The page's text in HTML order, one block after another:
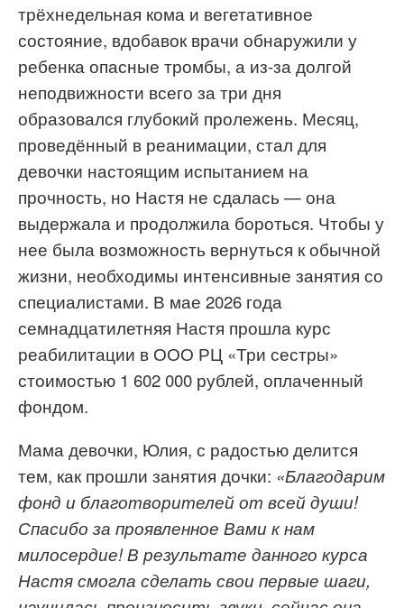
трёхнедельная кома и вегетативное
состояние, вдобавок врачи обнаружили у
ребенка опасные тромбы, а из-за долгой
неподвижности всего за три дня
образовался глубокий пролежень. Месяц,
проведённый в реанимации, стал для
девочки настоящим испытанием на
прочность, но Настя не сдалась — она
выдержала и продолжила бороться. Чтобы у
нее была возможность вернуться к обычной
жизни, необходимы интенсивные занятия со
специалистами. В мае 2026 года
семнадцатилетняя Настя прошла курс
реабилитации в ООО РЦ «Три сестры»
стоимостью 1 602 000 рублей, оплаченный
фондом.
Мама девочки, Юлия, с радостью делится
тем, как прошли занятия дочки: «Благодарим
фонд и благотворителей от всей души!
Спасибо за проявленное Вами к нам
милосердие! В результате данного курса
Настя смогла сделать свои первые шаги,